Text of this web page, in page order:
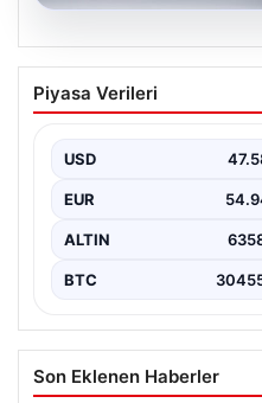
İstanbul’un 8
Su Kesintisi
önemli altyapı yenileme
Piyasa Verileri
USD
EUR
ALTIN
BTC
Son Eklenen Haberler